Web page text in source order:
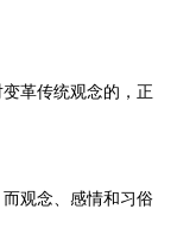
革传统观念的，正
观念、感情和习俗